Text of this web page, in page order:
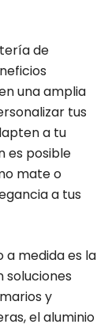
de
una amplia
tus
a tu
es posible
mate o
a tus
a medida es la
soluciones
y
el aluminio